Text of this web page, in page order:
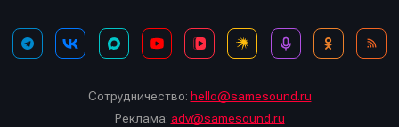
Сотрудничество: hello@samesound.ru
Реклама: adv@samesound.ru